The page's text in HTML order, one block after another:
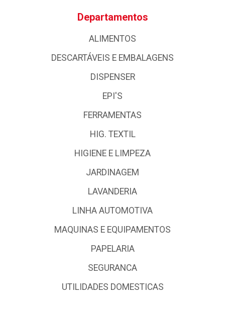
Departamentos
ALIMENTOS
DESCARTÁVEIS E EMBALAGENS
DISPENSER
EPI'S
FERRAMENTAS
HIG. TEXTIL
HIGIENE E LIMPEZA
JARDINAGEM
LAVANDERIA
LINHA AUTOMOTIVA
MAQUINAS E EQUIPAMENTOS
PAPELARIA
SEGURANCA
UTILIDADES DOMESTICAS